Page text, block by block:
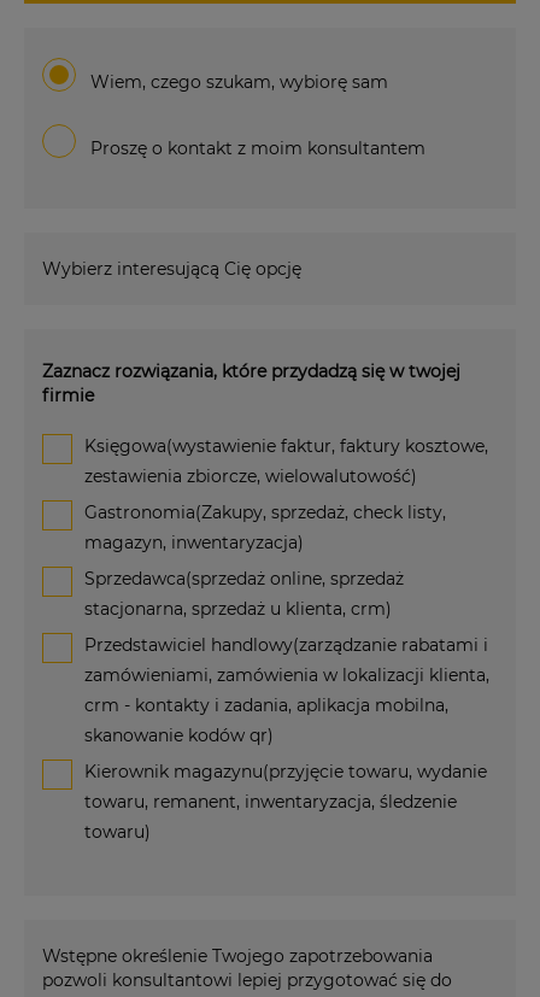
Wiem, czego szukam, wybiorę sam
Proszę o kontakt z moim konsultantem
Wybierz interesującą Cię opcję
Zaznacz rozwiązania, które przydadzą się w twojej
firmie
Księgowa(wystawienie faktur, faktury kosztowe,
zestawienia zbiorcze, wielowalutowość)
Gastronomia(Zakupy, sprzedaż, check listy,
magazyn, inwentaryzacja)
Sprzedawca(sprzedaż online, sprzedaż
stacjonarna, sprzedaż u klienta, crm)
Przedstawiciel handlowy(zarządzanie rabatami i
zamówieniami, zamówienia w lokalizacji klienta,
crm - kontakty i zadania, aplikacja mobilna,
skanowanie kodów qr)
Kierownik magazynu(przyjęcie towaru, wydanie
towaru, remanent, inwentaryzacja, śledzenie
towaru)
Wstępne określenie Twojego zapotrzebowania
pozwoli konsultantowi lepiej przygotować się do